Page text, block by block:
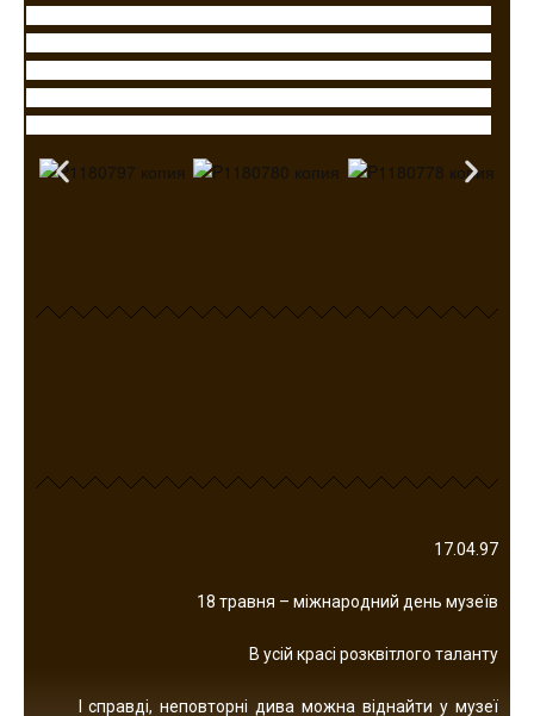
17.04.97
18 травня – міжнародний день музеїв
В усій красі розквітлого таланту
І справді, неповторні дива можна віднайти у музеї